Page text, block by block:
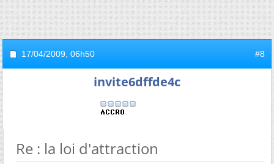
17/04/2009, 06h50 #8
invite6dffde4c
Re : la loi d'attraction